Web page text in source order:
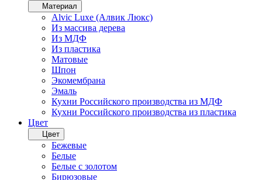
Материал
Alvic Luxe (Алвик Люкс)
Из массива дерева
Из МДФ
Из пластика
Матовые
Шпон
Экомембрана
Эмаль
Кухни Российского производства из МДФ
Кухни Российского производства из пластика
Цвет
Цвет
Бежевые
Белые
Белые с золотом
Бирюзовые